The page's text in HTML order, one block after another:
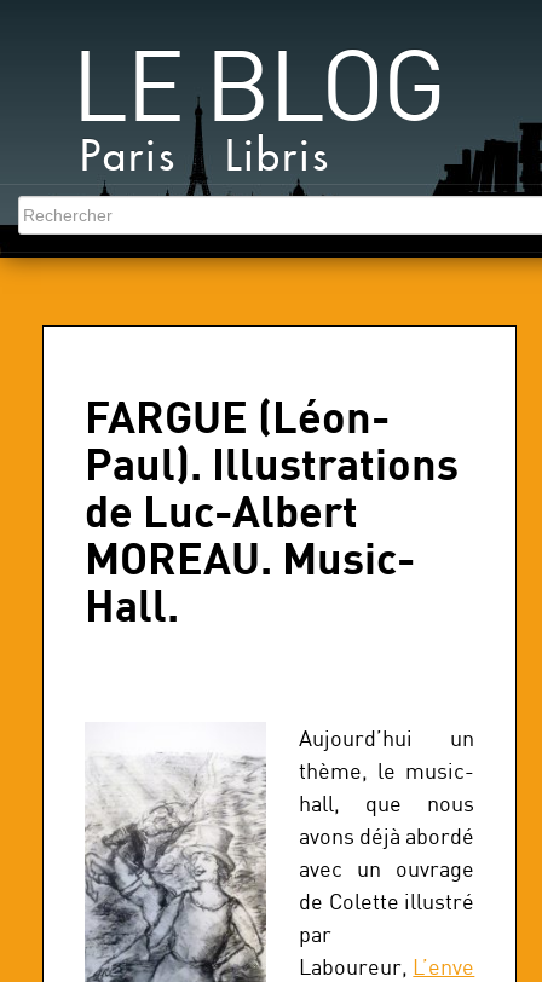
LE BLOG
Paris Libris
FARGUE (Léon-
Paul). Illustrations
de Luc-Albert
MOREAU. Music-
Hall.
Aujourd’hui un
thème, le music-
hall, que nous
avons déjà abordé
avec un ouvrage
de Colette illustré
par
Laboureur, L’enve